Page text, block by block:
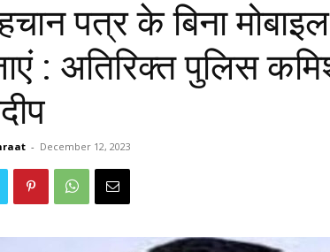
पत्र के बिना
: अतिरिक्त पुलिस
- December 12, 2023